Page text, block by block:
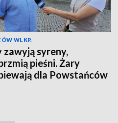
WLKP.
zawyją syreny,
pieśni. Żary
dla Powstańców